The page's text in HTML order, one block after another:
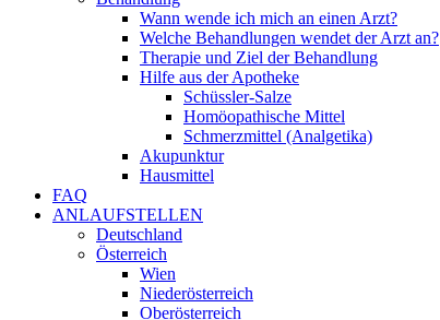
Wann wende ich mich an einen Arzt?
Welche Behandlungen wendet der Arzt an?
Therapie und Ziel der Behandlung
Hilfe aus der Apotheke
Schüssler-Salze
Homöopathische Mittel
Schmerzmittel (Analgetika)
Akupunktur
Hausmittel
FAQ
ANLAUFSTELLEN
Deutschland
Österreich
Wien
Niederösterreich
Oberösterreich